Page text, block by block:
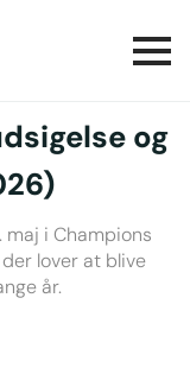
og
maj i Champions
lover at blive
år.